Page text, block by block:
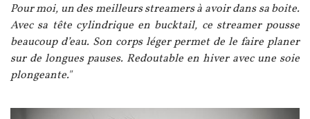
Pour moi, un des meilleurs streamers à avoir dans sa boite.
Avec sa tête cylindrique en bucktail, ce streamer pousse
beaucoup d’eau. Son corps léger permet de le faire planer
sur de longues pauses. Redoutable en hiver avec une soie
plongeante."